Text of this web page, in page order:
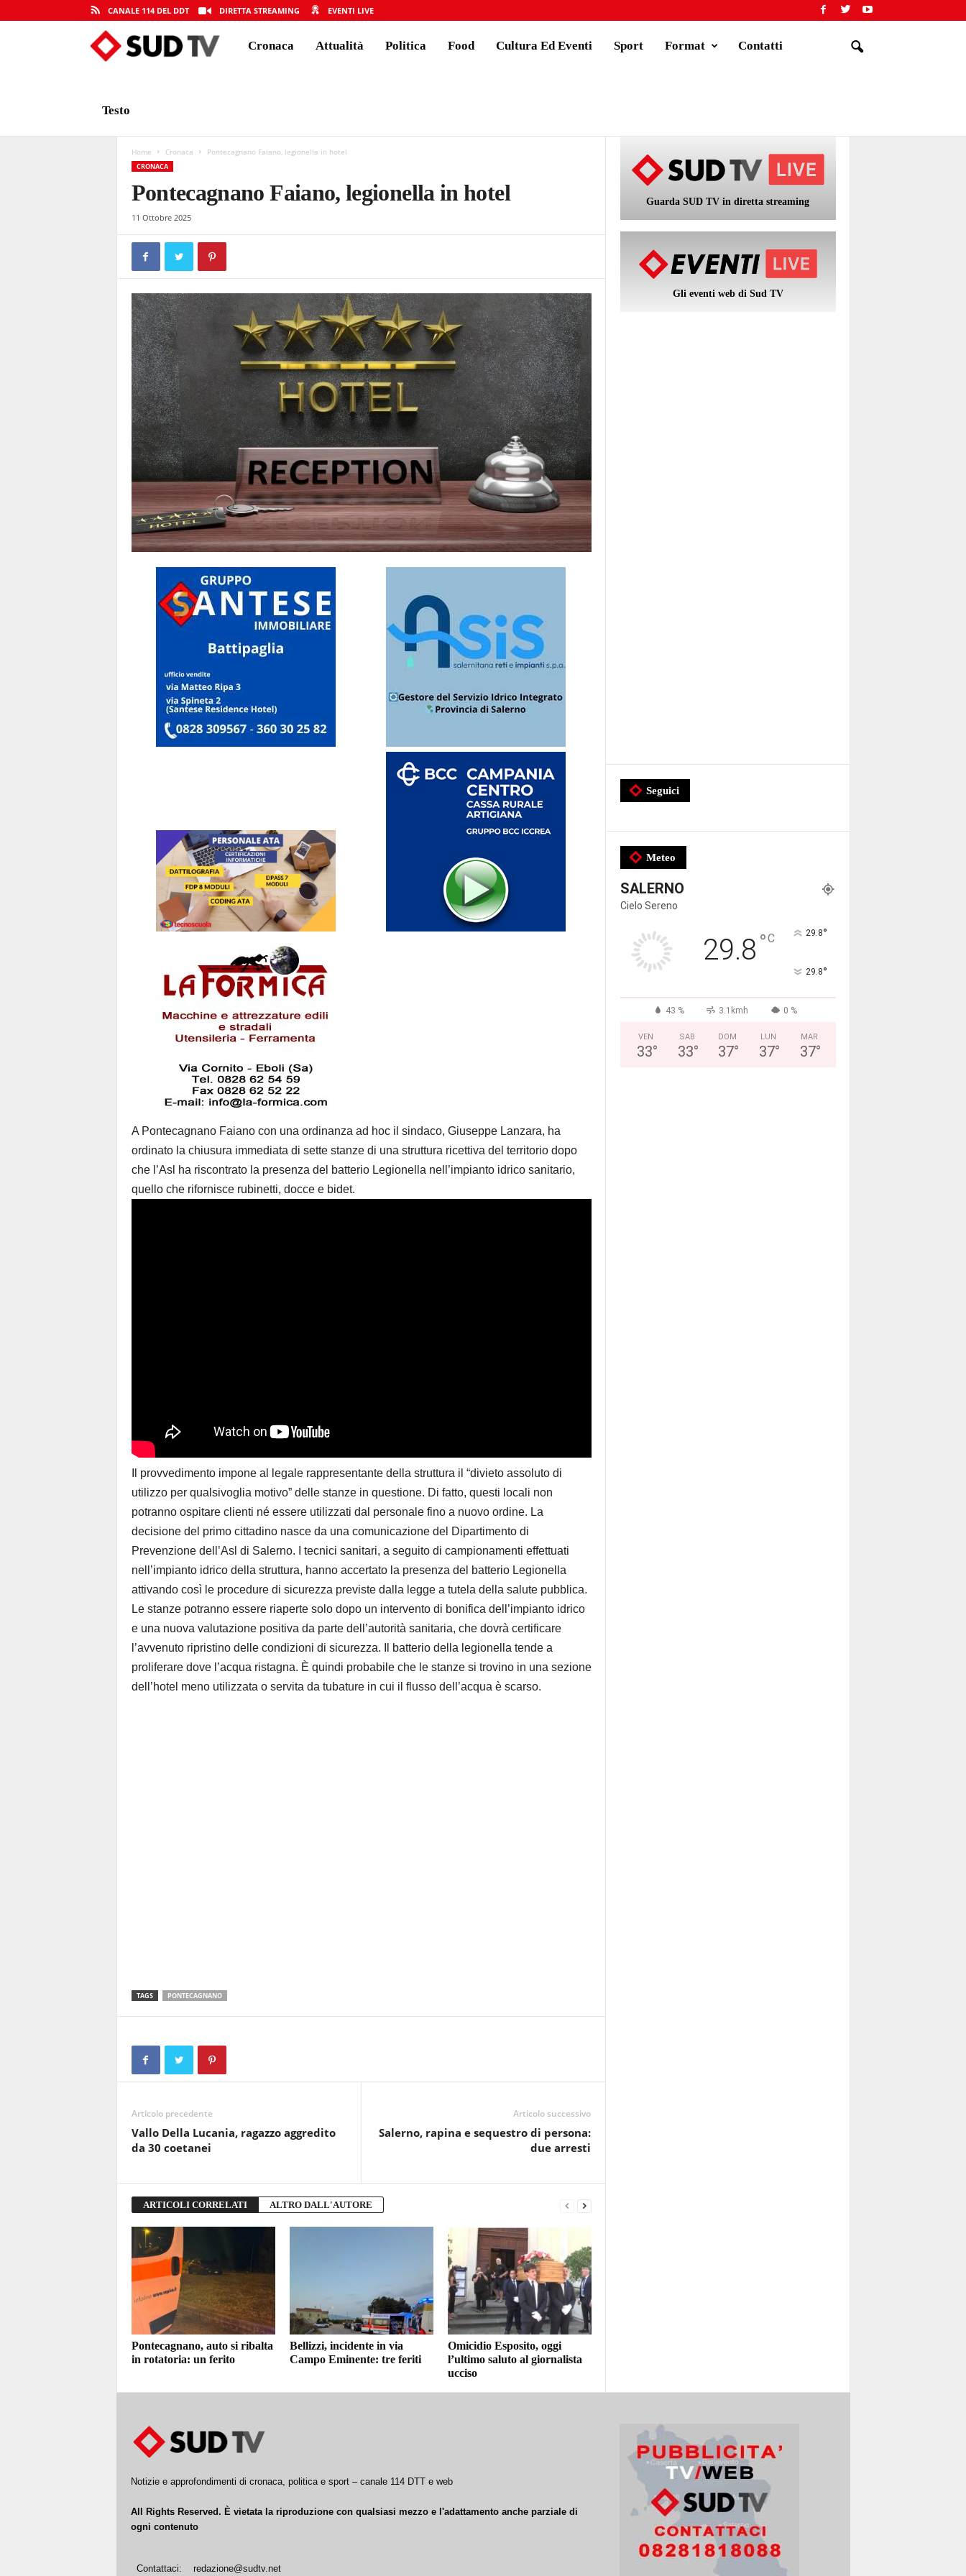
CANALE 114 DEL DDT DIRETTA STREAMING EVENTI LIVE
T
|
4
|
Cronaca Attualità Politica Food Cultura Ed Eventi Sport Format Contatti
Testo
Home Cronaca Pontecagnano Faiano, legionella in hotel
CRONACA
Pontecagnano Faiano, legionella in hotel
11 Ottobre 2025
A Pontecagnano Faiano con una ordinanza ad hoc il sindaco, Giuseppe Lanzara, ha
ordinato la chiusura immediata di sette stanze di una struttura ricettiva del territorio dopo
che l’Asl ha riscontrato la presenza del batterio Legionella nell’impianto idrico sanitario,
quello che rifornisce rubinetti, docce e bidet.
Il provvedimento impone al legale rappresentante della struttura il “divieto assoluto di
utilizzo per qualsivoglia motivo” delle stanze in questione. Di fatto, questi locali non
potranno ospitare clienti né essere utilizzati dal personale fino a nuovo ordine. La
decisione del primo cittadino nasce da una comunicazione del Dipartimento di
Prevenzione dell’Asl di Salerno. I tecnici sanitari, a seguito di campionamenti effettuati
nell’impianto idrico della struttura, hanno accertato la presenza del batterio Legionella
attivando così le procedure di sicurezza previste dalla legge a tutela della salute pubblica.
Le stanze potranno essere riaperte solo dopo un intervento di bonifica dell’impianto idrico
e una nuova valutazione positiva da parte dell’autorità sanitaria, che dovrà certificare
l’avvenuto ripristino delle condizioni di sicurezza. Il batterio della legionella tende a
proliferare dove l’acqua ristagna. È quindi probabile che le stanze si trovino in una sezione
dell’hotel meno utilizzata o servita da tubature in cui il flusso dell’acqua è scarso.
TAGS PONTECAGNANO
Articolo precedente
Vallo Della Lucania, ragazzo aggredito
da 30 coetanei
Articolo successivo
Salerno, rapina e sequestro di persona:
due arresti
ARTICOLI CORRELATI ALTRO DALL'AUTORE
Pontecagnano, auto si ribalta
in rotatoria: un ferito
Bellizzi, incidente in via
Campo Eminente: tre feriti
Omicidio Esposito, oggi
l’ultimo saluto al giornalista
ucciso
Guarda SUD TV in diretta streaming
Gli eventi web di Sud TV
Seguici
Meteo
SALERNO
Cielo Sereno
29.8 °C 29.8°
29.8°
43 % 3.1kmh 0 %
VEN
33°
SAB
33°
DOM
37°
LUN
37°
MAR
37°
Notizie e approfondimenti di cronaca, politica e sport – canale 114 DTT e web
All Rights Reserved. È vietata la riproduzione con qualsiasi mezzo e l'adattamento anche parziale di
ogni contenuto
Contattaci: redazione@sudtv.net